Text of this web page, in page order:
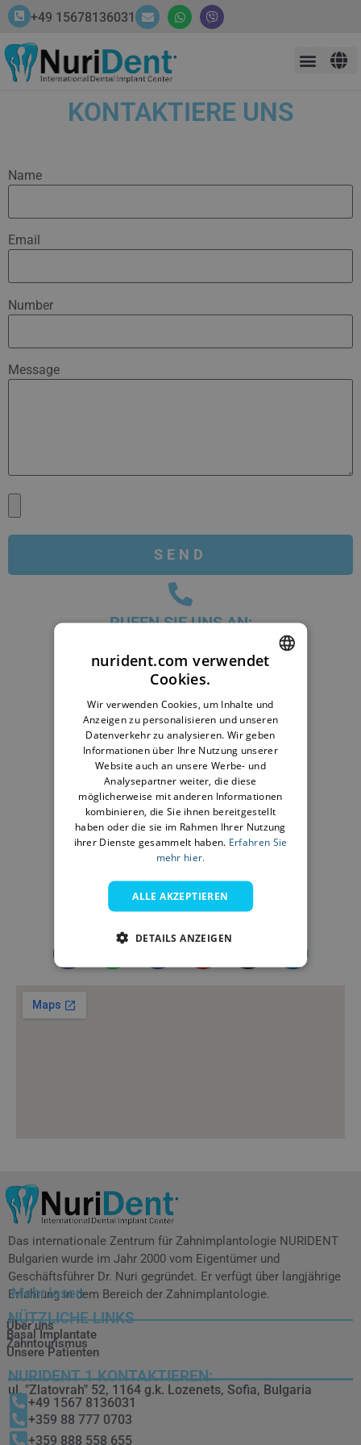
+49 15678136031
KONTAKTIERE UNS
Name
Email
Number
Message
RUFEN SIE UNS AN:
+4915678136031
+359 88 777 0703
+359 884 757384
EMAIL:
contact@nurident.com
Mon - Fri: 9:00 AM to 7:00 PM
Das internationale Zentrum für Zahnimplantologie NURIDENT
Bulgarien wurde im Jahr 2000 vom Eigentümer und
Geschäftsführer Dr. Nuri gegründet. Er verfügt über langjährige
Erfahrung in dem Bereich der Zahnimplantologie.
Mehr lesen
NÜTZLICHE LINKS
Über uns
Basal Implantate
Zahntourismus
Unsere Patienten
NURIDENT 1 KONTAKTIEREN:
ul. "Zlatovrah" 52, 1164 g.k. Lozenets, Sofia, Bulgaria
+49 1567 8136031
+359 88 777 0703
+359 888 558 655
BULGARIAN
GERMAN
FRENCH
ITALIAN
ARABIC
FARSI
nurident.com verwendet
Cookies.
Wir verwenden Cookies, um Inhalte und
Anzeigen zu personalisieren und unseren
Datenverkehr zu analysieren. Wir geben
Informationen über Ihre Nutzung unserer
Website auch an unsere Werbe- und
Analysepartner weiter, die diese
möglicherweise mit anderen Informationen
kombinieren, die Sie ihnen bereitgestellt
haben oder die sie im Rahmen Ihrer Nutzung
ihrer Dienste gesammelt haben. Erfahren Sie
mehr hier.
ALLE AKZEPTIEREN
DETAILS ANZEIGEN